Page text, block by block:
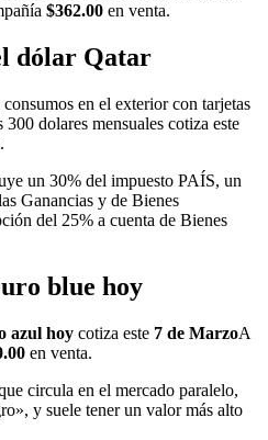
$362.00 en venta.
dólar Qatar
en el exterior con tarjetas
dolares mensuales cotiza este
.
un 30% del impuesto PAÍS, un
Ganancias y de Bienes
del 25% a cuenta de Bienes
blue hoy
azul hoy cotiza este 7 de MarzoA
en venta.
circula en el mercado paralelo,
y suele tener un valor más alto